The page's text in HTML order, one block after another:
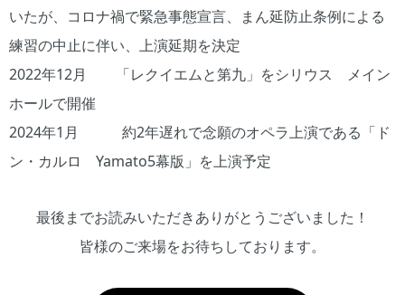
いたが、コロナ禍で緊急事態宣言、まん延防止条例による
練習の中止に伴い、上演延期を決定
2022年12月 「レクイエムと第九」をシリウス メイン
ホールで開催
2024年1月 約2年遅れで念願のオペラ上演である「ド
ン・カルロ Yamato5幕版」を上演予定
最後までお読みいただきありがとうございました！
皆様のご来場をお待ちしております。